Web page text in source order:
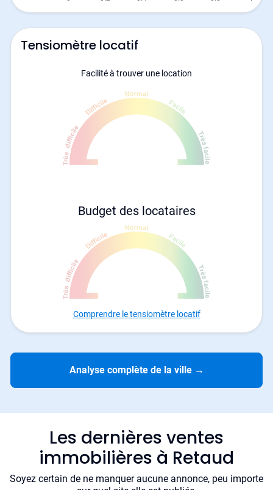
Tensiomètre locatif
Facilité à trouver une location
Budget des locataires
Comprendre le tensiomètre locatif
Analyse complète de la ville →
Les dernières ventes
immobilières à Retaud
Soyez certain de ne manquer aucune annonce, peu importe